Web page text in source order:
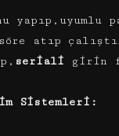
yapıp,uyumlu
atıp
seriali girin
Sistemleri: